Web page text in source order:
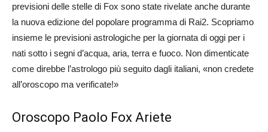
previsioni delle stelle di Fox sono state rivelate anche durante
la nuova edizione del popolare programma di Rai2. Scopriamo
insieme le previsioni astrologiche per la giornata di oggi per i
nati sotto i segni d’acqua, aria, terra e fuoco. Non dimenticate
come direbbe l’astrologo più seguito dagli italiani, «non credete
all’oroscopo ma verificate!»
Oroscopo Paolo Fox Ariete